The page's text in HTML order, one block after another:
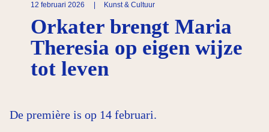
12 februari 2026 Kunst & Cultuur
Orkater brengt Maria
Theresia op eigen wijze
tot leven
De première is op 14 februari.